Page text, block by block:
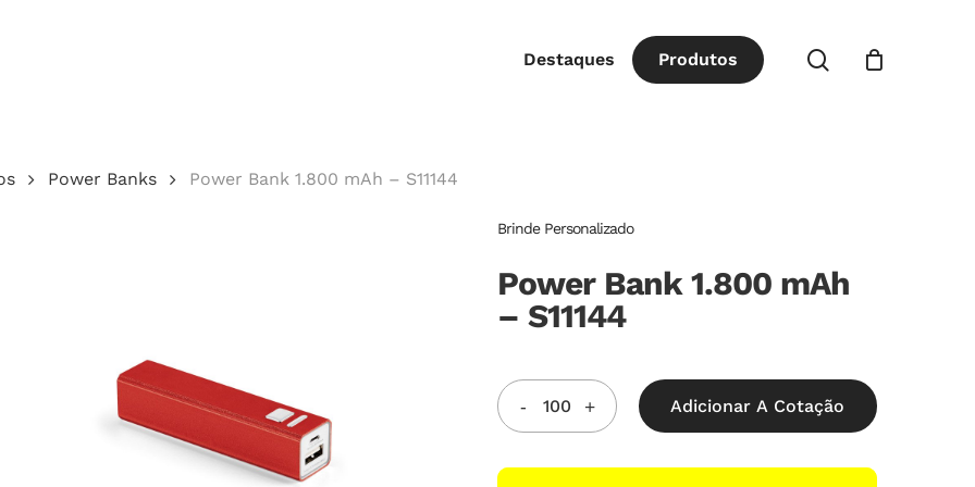
Destaques Produtos procurar
Power Banks Power Bank 1.800 mAh – S11144
Brinde Personalizado
Power Bank 1.800 mAh
– S11144
Adicionar A Cotação